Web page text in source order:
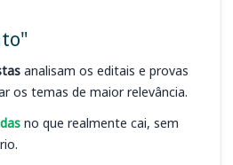
analisam os editais e provas
os temas de maior relevância.
no que realmente cai, sem